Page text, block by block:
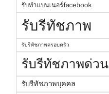
รับทำแบนเนอร์facebook
รับรีทัชภาพ
รับรีทัชภาพครอบครัว
รับรีทัชภาพด่วน
รับรีทัชภาพบุคคล